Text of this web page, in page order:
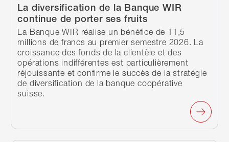
La diversification de la Banque WIR
continue de porter ses fruits
La Banque WIR réalise un bénéfice de 11,5
millions de francs au premier semestre 2026. La
croissance des fonds de la clientèle et des
opérations indifférentes est particulièrement
réjouissante et confirme le succès de la stratégie
de diversification de la banque coopérative
suisse.